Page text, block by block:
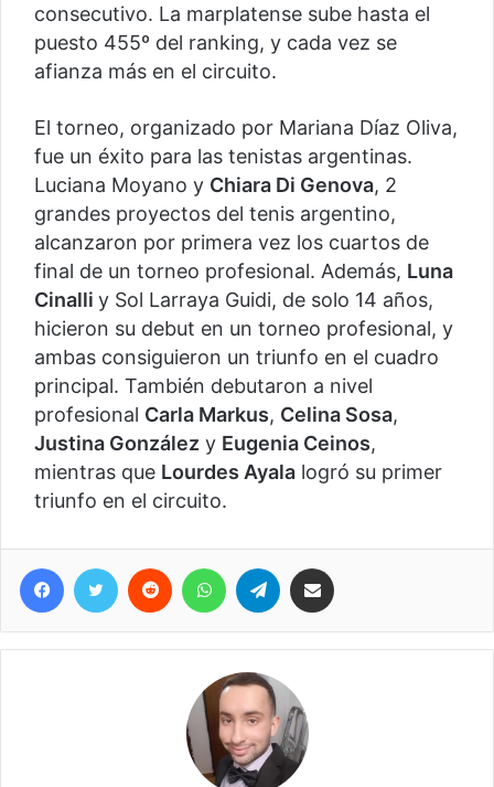
consecutivo. La marplatense sube hasta el
puesto 455º del ranking, y cada vez se
afianza más en el circuito.
El torneo, organizado por Mariana Díaz Oliva,
fue un éxito para las tenistas argentinas.
Luciana Moyano y Chiara Di Genova, 2
grandes proyectos del tenis argentino,
alcanzaron por primera vez los cuartos de
final de un torneo profesional. Además, Luna
Cinalli y Sol Larraya Guidi, de solo 14 años,
hicieron su debut en un torneo profesional, y
ambas consiguieron un triunfo en el cuadro
principal. También debutaron a nivel
profesional Carla Markus, Celina Sosa,
Justina González y Eugenia Ceinos,
mientras que Lourdes Ayala logró su primer
triunfo en el circuito.
Facebook
Twitter Reddit WhatsAppTelegram